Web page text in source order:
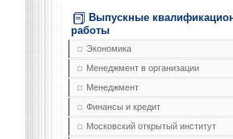
Выпускные
работы
Экономика
Менеджмент в организации
Менеджмент
Финансы и кредит
Московский открытый институт